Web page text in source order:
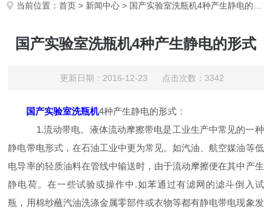
当前位置：首页 > 新闻中心 > 国产实验室洗瓶机4种产生静电的形式
国产实验室洗瓶机4种产生静电的形式
更新日期：2016-12-23 点击次数：3342
国产实验室洗瓶机4种产生静电的形式：
1.流动带电。液体流动摩擦带电是工业生产中常见的一种
静电带电形式，在石油工业中更为常见。如汽油、航空媒油等低
电导率的轻质油料在管线中输送时，由于流动摩擦便在其中产生
静电荷。在一些试验或操作中.如苯通过有滤网的滤斗倒入试
瓶，用棉纱蘸汽油洗涤金属零部件或衣物等都有静电带电现象发